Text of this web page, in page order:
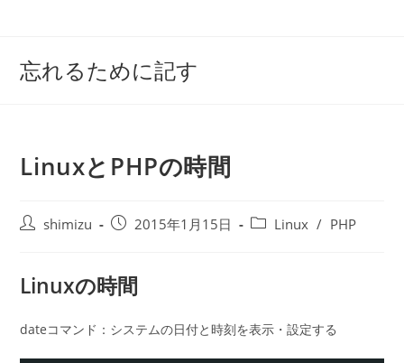
忘れるために記す
LinuxとPHPの時間
投
shimizu
投
開
日:
2015年1月15日
投
ー:
Linux / PHP
Linuxの時間
dateコマンド：システムの日付と時刻を表示・設定する